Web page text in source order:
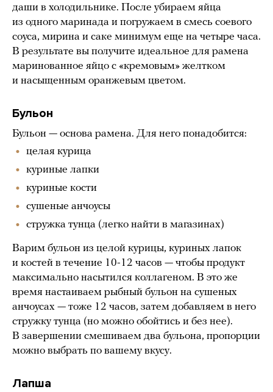
даши в холодильнике. После убираем яйца
из одного маринада и погружаем в смесь соевого
соуса, мирина и саке минимум еще на четыре часа.
В результате вы получите идеальное для рамена
маринованное яйцо с «кремовым» желтком
и насыщенным оранжевым цветом.
Бульон
Бульон — основа рамена. Для него понадобится:
целая курица
куриные лапки
куриные кости
сушеные анчоусы
стружка тунца (легко найти в магазинах)
Варим бульон из целой курицы, куриных лапок
и костей в течение 10-12 часов — чтобы продукт
максимально насытился коллагеном. В это же
время настаиваем рыбный бульон на сушеных
анчоусах — тоже 12 часов, затем добавляем в него
стружку тунца (но можно обойтись и без нее).
В завершении смешиваем два бульона, пропорции
можно выбрать по вашему вкусу.
Лапша